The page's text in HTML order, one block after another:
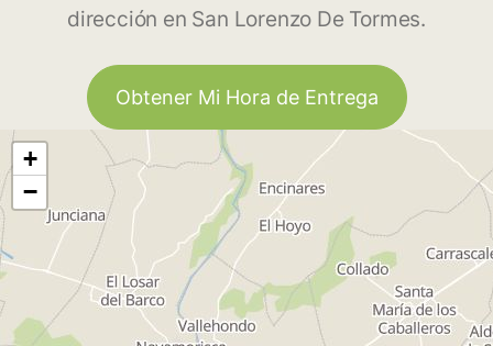
dirección en San Lorenzo De Tormes.
Obtener Mi Hora de Entrega
+
−